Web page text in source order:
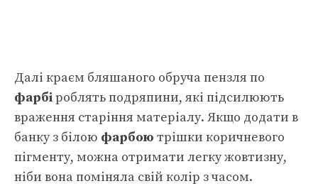
Далі краєм бляшаного обруча пензля по
фарбіроблять подряпини, які підсилюють
враження старіння матеріалу. Якщо додати в
банку з білою фарбою трішки коричневого
пігменту, можна отримати легку жовтизну,
ніби вона поміняла свій колір з часом.